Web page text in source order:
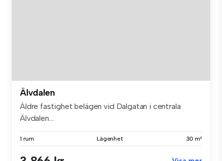
Älvdalen
Äldre fastighet belägen vid Dalgatan i centrala
Älvdalen....
1 rum Lägenhet 30 m²